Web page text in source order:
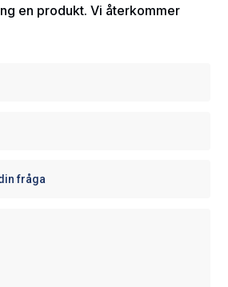
en produkt. Vi återkommer